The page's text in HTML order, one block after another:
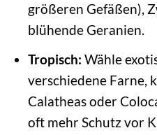
größeren Gefäßen),
blühende Geranien.
Tropisch: Wähle
verschiedene Farne,
Calatheas oder
oft mehr Schutz vor